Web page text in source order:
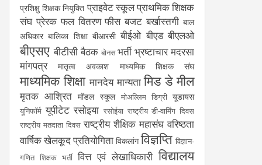
प्रशिक्षु शिक्षक नियुक्ति प्राइवेट स्कूलप्राथमिक शिक्षक
संघ प्रेरक फल वितरण फीस बजट बर्खास्तगी बाल
अधिकार बालिका शिक्षा बीआरसी बीईओ बीएड बीएलओ
बीएसए बीटीसी बैठक बोनस भर्ती भ्रष्टाचार मदरसा
मांगपत्र
मातृत्व अवकाश माध्यमिक शिक्षक संघ
माध्यमिक शिक्षा मानदेय मान्यता मिड डे मील
मृतक आश्रित मॉडल स्कूल मोअल्लिम डिग्री यूडायस
यूनिफॉर्म यूपीटेट रसोइया रसोईया राष्ट्रीय डी-वार्मिंग दिवस
राष्ट्रीय मतदाता दिवस राष्ट्रीय शैक्षिक महासंघ वरिष्ठता
वार्षिक खेलकूद प्रतियोगिता विकलांग विज्ञप्ति विज्ञान-
गणित शिक्षक भर्ती वित्त एवं लेखाधिकारी विद्यालय